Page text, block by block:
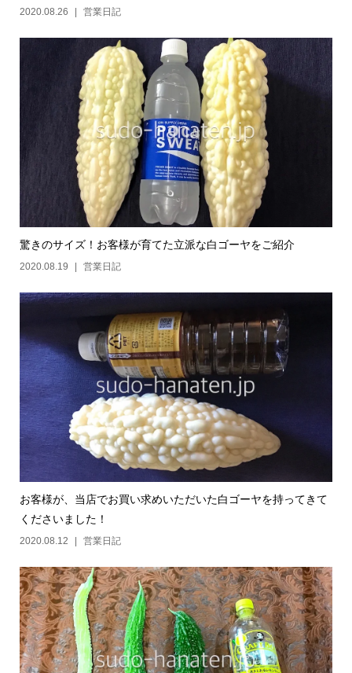
2020.08.26 営業日記
驚きのサイズ！お客様が育てた立派な白ゴーヤをご紹介
2020.08.19 営業日記
お客様が、当店でお買い求めいただいた白ゴーヤを持ってきて
くださいました！
2020.08.12 営業日記